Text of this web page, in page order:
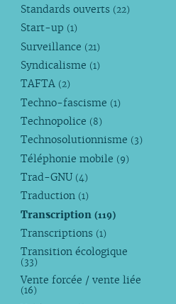
Standards ouverts (22)
Start-up (1)
Surveillance (21)
Syndicalisme (1)
TAFTA (2)
Techno-fascisme (1)
Technopolice (8)
Technosolutionnisme (3)
Téléphonie mobile (9)
Trad-GNU (4)
Traduction (1)
Transcription(119)
Transcriptions (1)
Transition écologique
(33)
Vente forcée / vente liée
(16)